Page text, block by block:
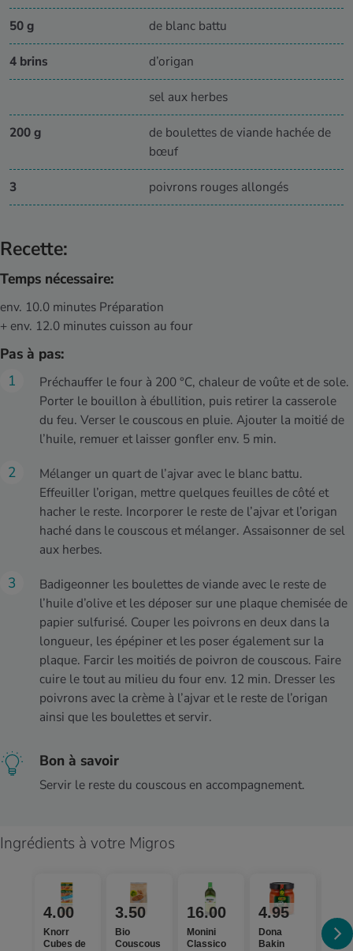
50 g de blanc battu
4 brins d’origan
sel aux herbes
200 g
de boulettes de viande hachée de
bœuf
3 poivrons rouges allongés
Recette:
Temps nécessaire:
env. 10.0 minutes Préparation
+ env. 12.0 minutes cuisson au four
Pas à pas:
Préchauffer le four à 200 °C, chaleur de voûte et de sole.
Porter le bouillon à ébullition, puis retirer la casserole
du feu. Verser le couscous en pluie. Ajouter la moitié de
l’huile, remuer et laisser gonfler env. 5 min.
Mélanger un quart de l’ajvar avec le blanc battu.
Effeuiller l’origan, mettre quelques feuilles de côté et
hacher le reste. Incorporer le reste de l’ajvar et l’origan
haché dans le couscous et mélanger. Assaisonner de sel
aux herbes.
Badigeonner les boulettes de viande avec le reste de
l’huile d’olive et les déposer sur une plaque chemisée de
papier sulfurisé. Couper les poivrons en deux dans la
longueur, les épépiner et les poser également sur la
plaque. Farcir les moitiés de poivron de couscous. Faire
cuire le tout au milieu du four env. 12 min. Dresser les
poivrons avec la crème à l’ajvar et le reste de l’origan
ainsi que les boulettes et servir.
Bon à savoir
Servir le reste du couscous en accompagnement.
Ingrédients à votre Migros
4.00
Knorr
Cubes de
3.50
Bio
Couscous
16.00
Monini
Classico
4.95
Dona
Bakin
M-